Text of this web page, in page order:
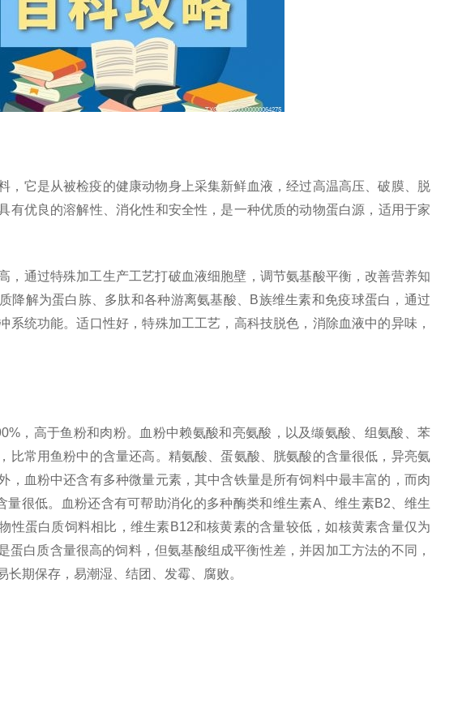
，它是从被检疫的健康动物身上采集新鲜血液，经过高温高压、破膜、脱
有优良的溶解性 、消化性和安全性 ，是一种优质的动物蛋白源，适用于家
，通过特殊加工生产工艺打破血液细胞壁，调节氨基酸平衡，改善营养知
降解为蛋白胨、多肽和各种游离氨基酸、B族维生素和免疫球蛋白，通过
系统功能。适口性好，特殊加工工艺，高科技脱色，消除血液中的异味，
，高于鱼粉和肉粉。血粉中赖氨酸和亮氨酸，以及缬氨酸、组氨酸、苯
比常用鱼粉中的含量还高。精氨酸、蛋氨酸、胱氨酸的含量很低，异亮氨
，血粉中还含有多种微量元素，其中含铁量是所有饲料中最丰富的，而肉
量很低。血粉还含有可帮助消化的多种酶类和维生素A、维生素B2、维生
性蛋白质饲料相比，维生素B12和核黄素的含量较低，如核黄素含量仅为
蛋白质含量很高的饲料，但氨基酸组成平衡性差，并因加工方法的不同，
期保存，易潮湿、结团、发霉、腐败。